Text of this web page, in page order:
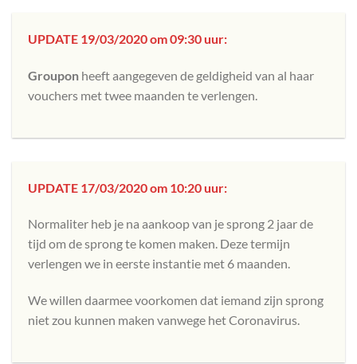
UPDATE 19/03/2020 om 09:30 uur:
Groupon heeft aangegeven de geldigheid van al haar
vouchers met twee maanden te verlengen.
UPDATE 17/03/2020 om 10:20 uur:
Normaliter heb je na aankoop van je sprong 2 jaar de
tijd om de sprong te komen maken. Deze termijn
verlengen we in eerste instantie met 6 maanden.
We willen daarmee voorkomen dat iemand zijn sprong
niet zou kunnen maken vanwege het Coronavirus.